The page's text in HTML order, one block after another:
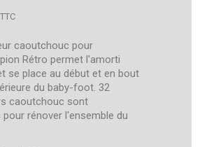
TTC
caoutchouc pour
Rétro permet l'amorti
se place au début et en bout
du baby-foot. 32
caoutchouc sont
rénover l'ensemble du